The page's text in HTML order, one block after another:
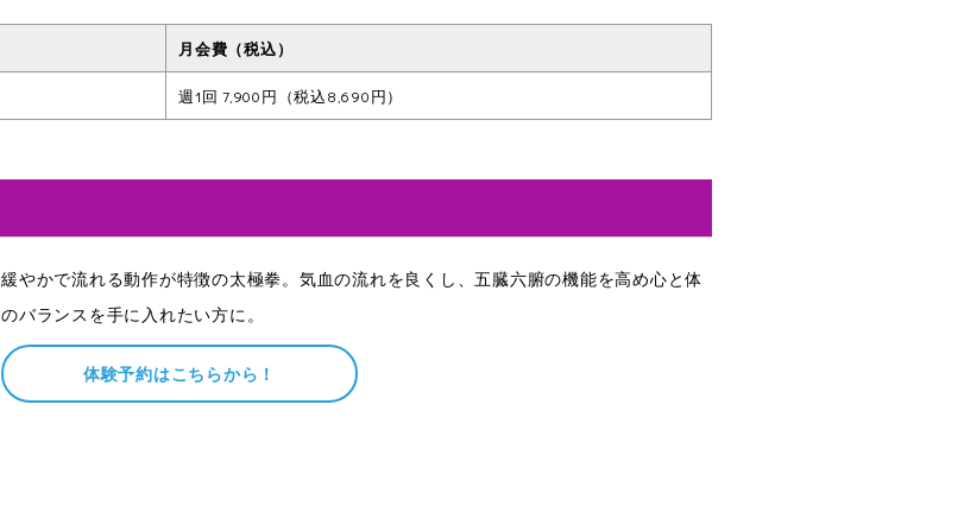
月会費（税込）
週1回 7,900円（税込8,690円）
緩やかで流れる動作が特徴の太極拳。気血の流れを良くし、五臓六腑の機能を高め心と体
のバランスを手に入れたい方に。
体験予約はこちらから！